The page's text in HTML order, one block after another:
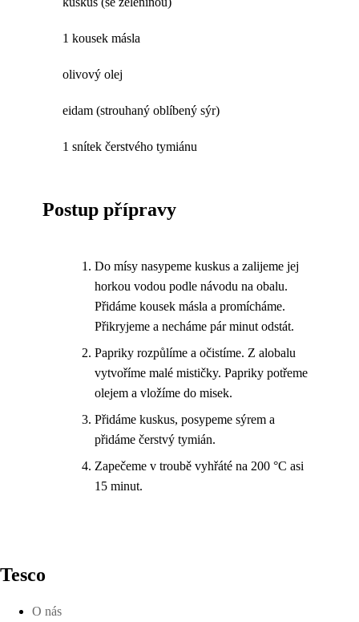
1 kousek másla
olivový olej
eidam (strouhaný oblíbený sýr)
1 snítek čerstvého tymiánu
Postup přípravy
Do mísy nasypeme kuskus a zalijeme jej
horkou vodou podle návodu na obalu.
Přidáme kousek másla a promícháme.
Přikryjeme a necháme pár minut odstát.
Papriky rozpůlíme a očistíme. Z alobalu
vytvoříme malé mističky. Papriky potřeme
olejem a vložíme do misek.
Přidáme kuskus, posypeme sýrem a
přidáme čerstvý tymián.
Zapečeme v troubě vyhřáté na 200 °C asi
15 minut.
Tesco
O nás